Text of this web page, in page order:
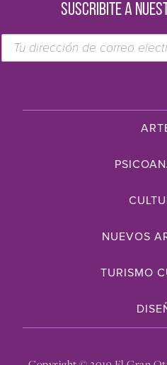
SUSCRIBITE A
NUEVOS
TURISMO